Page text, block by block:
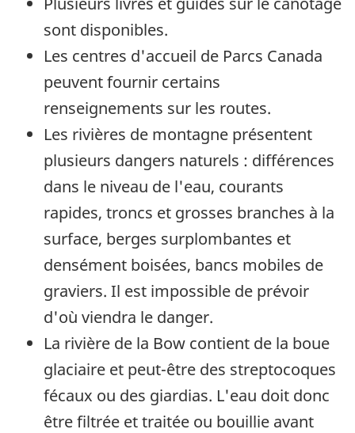
sont disponibles.
Les centres d'accueil de Parcs Canada
peuvent fournir certains
renseignements sur les routes.
Les rivières de montagne présentent
plusieurs dangers naturels : différences
dans le niveau de l'eau, courants
rapides, troncs et grosses branches à la
surface, berges surplombantes et
densément boisées, bancs mobiles de
graviers. Il est impossible de prévoir
d'où viendra le danger.
La rivière de la Bow contient de la boue
glaciaire et peut-être des streptocoques
fécaux ou des giardias. L'eau doit donc
être filtrée et traitée ou bouillie avant